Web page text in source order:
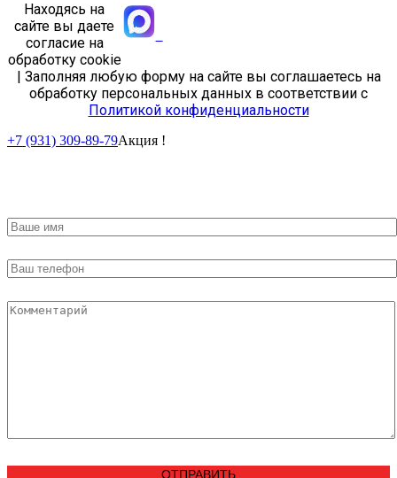
Находясь на
сайте вы даете
согласие на
обработку cookie
| Заполняя любую форму на сайте вы соглашаетесь на
обработку персональных данных в соответствии с
Политикой конфиденциальности
+7 (931) 309-89-79Акция !